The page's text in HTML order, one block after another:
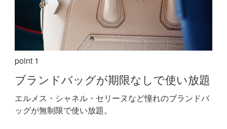
point 1
ブランドバッグが期限なしで使い放題
エルメス・シャネル・セリーヌなど憧れのブランドバ
ッグが無制限で使い放題。